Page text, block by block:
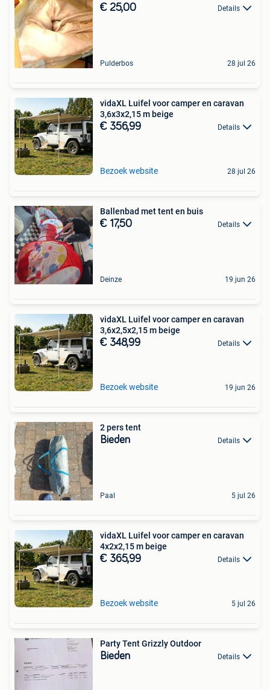
€ 25,00 Details
Pulderbos 28 jul 26
vidaXL Luifel voor camper en caravan
3,6x3x2,15 m beige
€ 356,99 Details
Bezoek website 28 jul 26
Ballenbad met tent en buis
€ 17,50 Details
Deinze 19 jun 26
vidaXL Luifel voor camper en caravan
3,6x2,5x2,15 m beige
€ 348,99 Details
Bezoek website 19 jun 26
2 pers tent
Bieden Details
Paal 5 jul 26
vidaXL Luifel voor camper en caravan
4x2x2,15 m beige
€ 365,99 Details
Bezoek website 5 jul 26
Party Tent Grizzly Outdoor
Bieden Details